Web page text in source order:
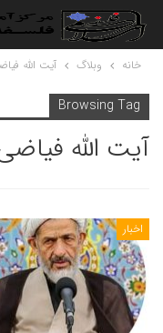
خانه وبلاگ آیت الله
Browsing Tag
آیت الله
اخبار